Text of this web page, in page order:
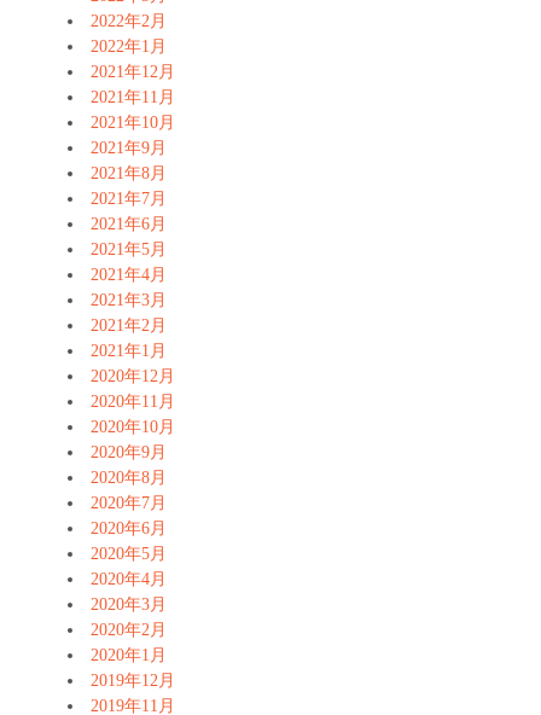
2022年2月
2022年1月
2021年12月
2021年11月
2021年10月
2021年9月
2021年8月
2021年7月
2021年6月
2021年5月
2021年4月
2021年3月
2021年2月
2021年1月
2020年12月
2020年11月
2020年10月
2020年9月
2020年8月
2020年7月
2020年6月
2020年5月
2020年4月
2020年3月
2020年2月
2020年1月
2019年12月
2019年11月